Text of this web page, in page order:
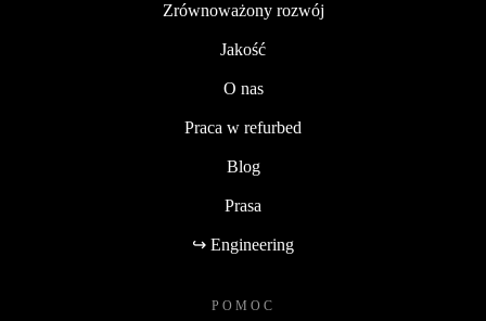
Zrównoważony rozwój
Jakość
O nas
Praca w refurbed
Blog
Prasa
↪ Engineering
POMOC